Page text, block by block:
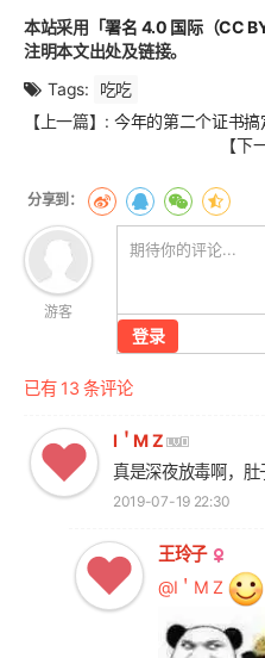
本站采用 「署名 4.0 国际（CC
注明本文出处及链接。
Tags:
吃吃
文
【上一篇】: 今年的第二个证书搞
【下
游客
登录
已有 13 条评论
I＇M Z
真是深夜放毒啊，肚
2019-07-19 22:30
王玲子
@I＇M Z